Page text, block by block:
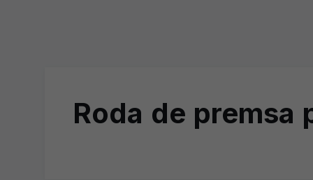
Roda de premsa